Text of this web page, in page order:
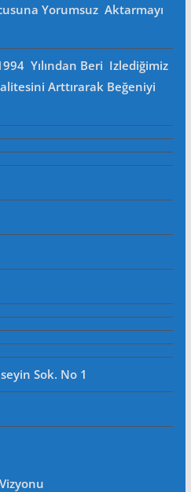
Yorumsuz Aktarmayı
Yılından Beri Izlediğimiz
Arttırarak Beğeniyi
Sok. No 1